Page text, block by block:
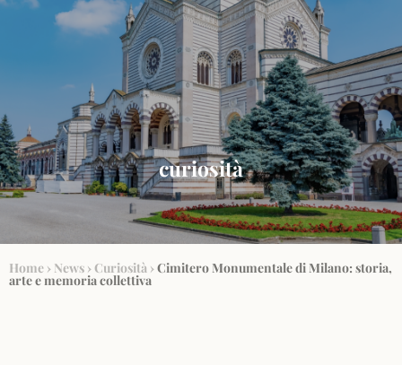
curiosità
Home › News ›Curiosità ›Cimitero Monumentale di Milano: storia,
arte e memoria collettiva